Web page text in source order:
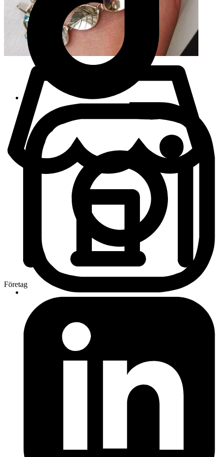
Företag